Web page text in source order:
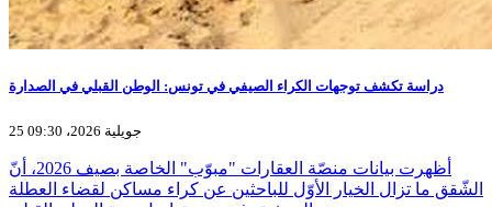
دراسة تكشف توجهات الكراء الصيفي في تونس: الوطن القبلي في الصدارة
25 جويلية 2026، 09:30
أظهرت بيانات منصّة العقارات "مبوّب" الخاصة بصيف 2026، أنّ
الشّقق ما تزال الخيار الأوّل للباحثين عن كراء مساكن لقضاء العطلة